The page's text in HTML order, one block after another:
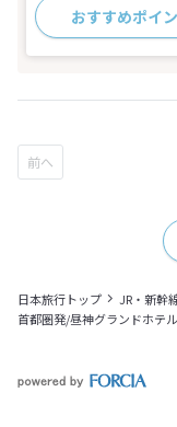
おすすめポイ
日本旅行トップ
JR・新幹
首都圏発/昼神グランドホテ